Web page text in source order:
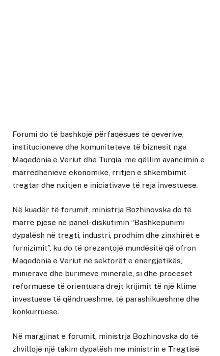
Forumi do të bashkojë përfaqësues të qeverive,
institucioneve dhe komuniteteve të biznesit nga
Maqedonia e Veriut dhe Turqia, me qëllim avancimin e
marrëdhënieve ekonomike, rritjen e shkëmbimit
tregtar dhe nxitjen e iniciativave të reja investuese.
Në kuadër të forumit, ministrja Bozhinovska do të
marrë pjesë në panel-diskutimin “Bashkëpunimi
dypalësh në tregti, industri, prodhim dhe zinxhirët e
furnizimit”, ku do të prezantojë mundësitë që ofron
Maqedonia e Veriut në sektorët e energjetikës,
minierave dhe burimeve minerale, si dhe proceset
reformuese të orientuara drejt krijimit të një klime
investuese të qëndrueshme, të parashikueshme dhe
konkurruese.
Në margjinat e forumit, ministrja Bozhinovska do të
zhvillojë një takim dypalësh me ministrin e Tregtisë